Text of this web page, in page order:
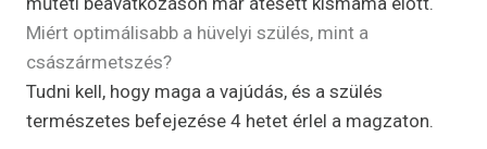
Miért optimálisabb a hüvelyi szülés, mint a
császármetszés?
Tudni kell, hogy maga a vajúdás, és a szülés
természetes befejezése 4 hetet érlel a magzaton.